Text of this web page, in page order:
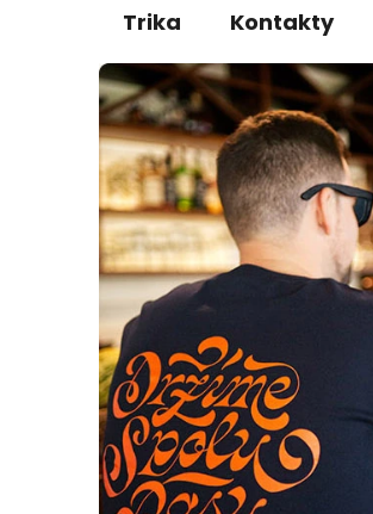
Trika Kontakty
P
i
v
n
í
t
r
i
č